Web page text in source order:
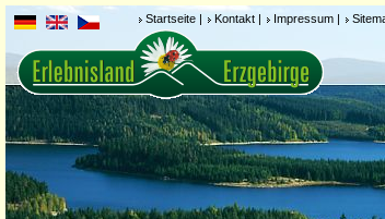
Startseite | Kontakt | Impressum |